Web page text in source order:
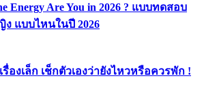
Energy Are You in 2026 ? แบบทดสอบ
แบบไหนในปี 2026
องเล็ก เช็กตัวเองว่ายังไหวหรือควรพัก !